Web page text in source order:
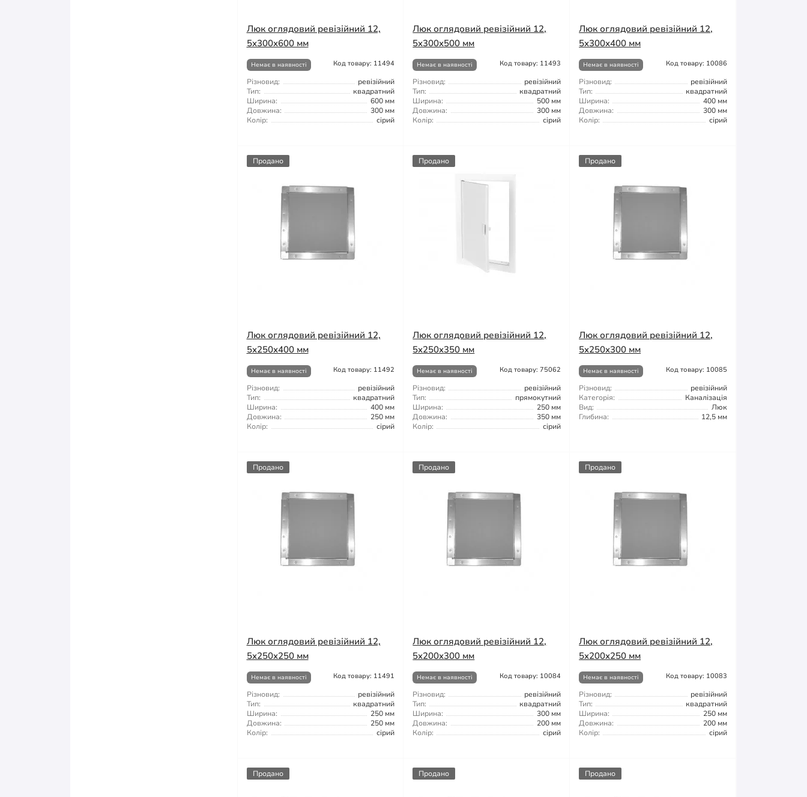
Люк оглядовий ревізійний 12,
5x300x600 мм
Немає в наявності Код товару: 11494
Різновид:
ревізійний
Тип:
квадратний
Ширина:
600 мм
Довжина:
300 мм
Колір:
сірий
Люк оглядовий ревізійний 12,
5x300x500 мм
Немає в наявності Код товару: 11493
Різновид:
ревізійний
Тип:
квадратний
Ширина:
500 мм
Довжина:
300 мм
Колір:
сірий
Люк оглядовий ревізійний 12,
5x300x400 мм
Немає в наявності Код товару: 10086
Різновид:
ревізійний
Тип:
квадратний
Ширина:
400 мм
Довжина:
300 мм
Колір:
сірий
Продано
Люк оглядовий ревізійний 12,
5x250x400 мм
Немає в наявності Код товару: 11492
Різновид:
ревізійний
Тип:
квадратний
Ширина:
400 мм
Довжина:
250 мм
Колір:
сірий
Продано
Люк оглядовий ревізійний 12,
5x250x350 мм
Немає в наявності Код товару: 75062
Різновид:
ревізійний
Тип:
прямокутний
Ширина:
250 мм
Довжина:
350 мм
Колір:
сірий
Продано
Люк оглядовий ревізійний 12,
5x250x300 мм
Немає в наявності Код товару: 10085
Різновид:
ревізійний
Категорія:
Каналізація
Вид:
Люк
Глибина:
12,5 мм
Продано
Люк оглядовий ревізійний 12,
5x250x250 мм
Немає в наявності Код товару: 11491
Різновид:
ревізійний
Тип:
квадратний
Ширина:
250 мм
Довжина:
250 мм
Колір:
сірий
Продано
Люк оглядовий ревізійний 12,
5x200x300 мм
Немає в наявності Код товару: 10084
Різновид:
ревізійний
Тип:
квадратний
Ширина:
300 мм
Довжина:
200 мм
Колір:
сірий
Продано
Люк оглядовий ревізійний 12,
5x200x250 мм
Немає в наявності Код товару: 10083
Різновид:
ревізійний
Тип:
квадратний
Ширина:
250 мм
Довжина:
200 мм
Колір:
сірий
Продано Продано Продано